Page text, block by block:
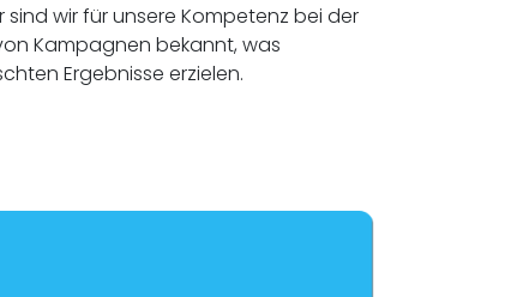
wir für unsere Kompetenz bei der
Kampagnen bekannt, was
Ergebnisse erzielen.